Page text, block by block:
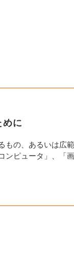
に
の、あるいは広
ピュータ」、「